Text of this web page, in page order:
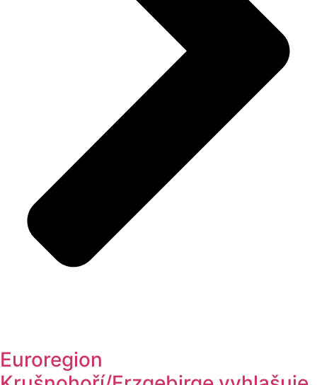
Euroregion